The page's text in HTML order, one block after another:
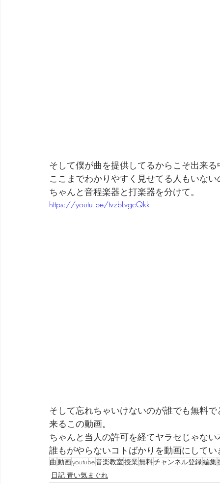
そして僕が曲を提供してるからこそ出来
ここまでわかりやすく見せてる人もいな
ちゃんと音程楽器と打楽器を分けて。
https://youtu.be/tvzbLvgcQkk
そして忘れちゃいけないのが誰でも無料
来るこの動画。
ちゃんと当人の許可を経てヤラセじゃな
誰もがやらないコトばかりを動画にして
曲 動画youtube音楽教室授業無料チャンネル登録編集
日記 青い気まぐれ